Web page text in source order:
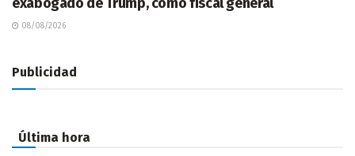
08/08/2026
Publicidad
Última hora